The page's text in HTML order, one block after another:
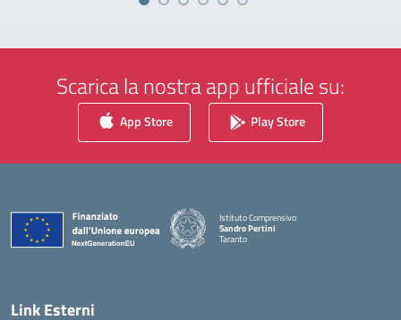
Scarica la nostra app ufficiale su:
App Store Play Store
Istituto Comprensivo
Sandro Pertini
Taranto
Link Esterni